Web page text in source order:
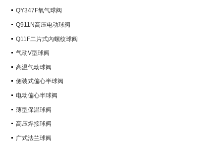
QY347F氧气球阀
Q911N高压电动球阀
Q11F二片式內螺纹球阀
气动V型球阀
高温气动球阀
侧装式偏心半球阀
电动偏心半球阀
薄型保温球阀
高压焊接球阀
广式法兰球阀